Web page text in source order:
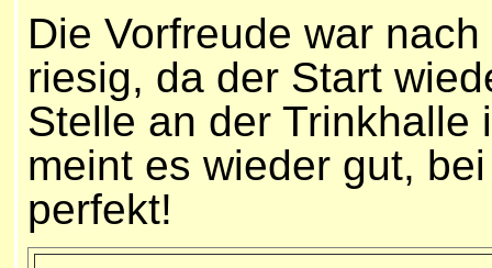
Die Vorfreude war
riesig, da der Start
Stelle an der Trinkhalle
meint es wieder gut,
perfekt!